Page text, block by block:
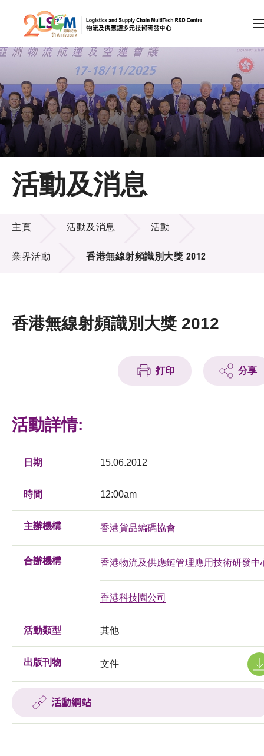
跳到內容（按回車鍵）
會員登入
A A EN 繁 简
主頁
關於LSCM
技術商品化
項目及資助計劃
活動及消息
獎項
科技分享
活動及消息
活動及消息
主頁 活動及消息 活動
業界活動 香港無線射頻識別大獎 2012
香港無線射頻識別大獎 2012
打印 分享
活動詳情:
日期 15.06.2012
時間 12:00am
主辦機構 香港貨品編碼協會
合辦機構 香港物流及供應鏈管理應用技術研發中
香港科技園公司
活動類型 其他
出版刊物 文件
活動網站